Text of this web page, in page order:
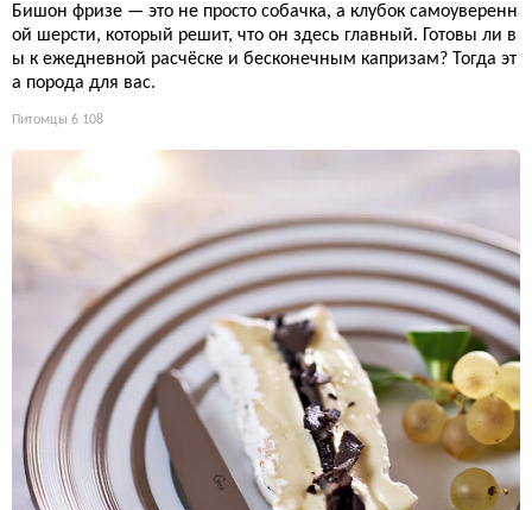
Бишон фризе — это не просто собачка, а клубок самоуверенн
ой шерсти, который решит, что он здесь главный. Готовы ли в
ы к ежедневной расчёске и бесконечным капризам? Тогда эт
а порода для вас.
Питомцы 6 108